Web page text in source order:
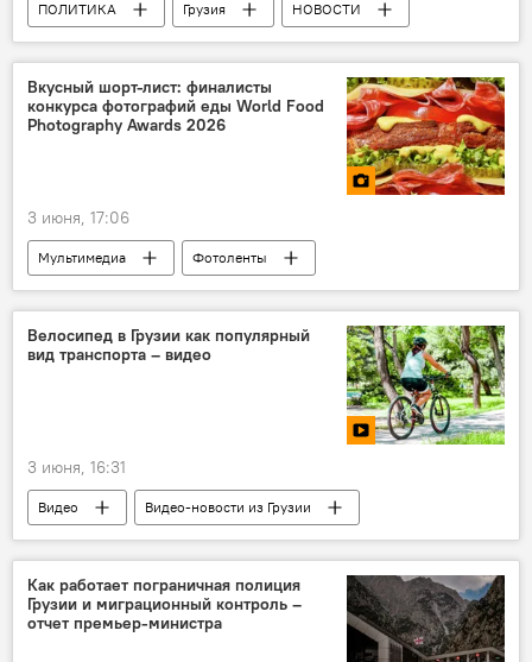
ПОЛИТИКА Грузия
НОВОСТИ
Вашингтон
Тбилиси
США
Шалва Папуашвили
Дональд Трамп
Джо Байден
Госдепартамент США
Вкусный шорт-лист: финалисты
конкурса фотографий еды World Food
Photography Awards 2026
3 июня, 17:06
Мультимедиа
Фотоленты
новости в фотографиях
В мире
Велосипед в Грузии как популярный
вид транспорта – видео
3 июня, 16:31
Видео
Видео-новости из Грузии
Мультимедиа
Видеоклуб
Транспорт в Грузии
Как работает пограничная полиция
Грузии и миграционный контроль –
отчет премьер-министра